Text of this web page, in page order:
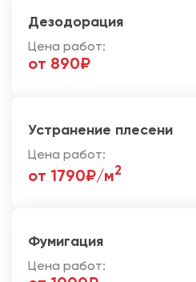
Дезодорация
Цена работ:
от 890₽
Устранение плесени
Цена работ:
от 1790₽/м2
Фумигация
Цена работ: